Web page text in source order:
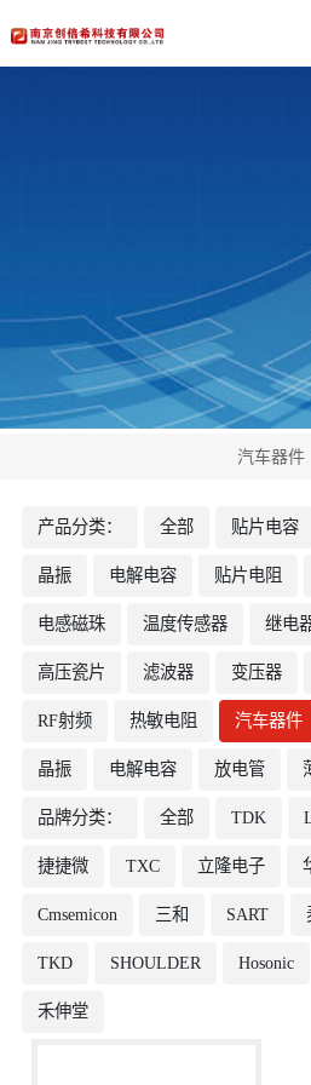
汽车器件
产品分类： 全部 贴片电容
晶振 电解电容 贴片电阻
电感磁珠 温度传感器 继电
高压瓷片 滤波器 变压器
RF射频 热敏电阻 汽车器件
晶振 电解电容 放电管
品牌分类： 全部 TDK
捷捷微 TXC 立隆电子
Cmsemicon 三和 SART
TKD SHOULDER Hosonic
禾伸堂